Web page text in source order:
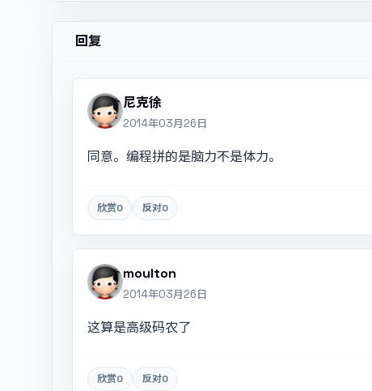
回复
尼克徐
2014年03月26日
同意。编程拼的是脑力不是体力。
欣赏0 反对0
moulton
2014年03月26日
这算是高级码农了
欣赏0 反对0